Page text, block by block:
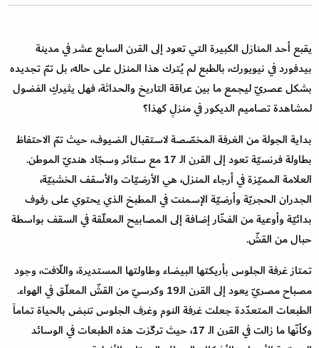
يقبع أحد المنازل الكبيرة التي تعود إلى القرن السابع عشر في مدينة
بيدفورد في نيويورك، بالطبع لم يُترك هذا المنزل على حاله، بل تمّ تجديده
بشكل عصريّ ليجمع ما بين عراقة التاريخ والحداثة، فهل يثيركِ الفضول
لمشاهدة تصاميم الديكور في منزلٍ كهذا؟
بداية الجولة من الغرفة المخصّصة لاستقبال الضيوف، حيث تمّ الاحتفاظ
بطاولة فرنسيّة تعود إلى القرن الـ 17 مع ستائر وسجّاد هنديّ الموطن.
العلامة المميّزة في أرجاء المنزل، هي الأرضيّات والأسقف الخشبيّة،
الجدران الحجريّة وأرضيّة الإسمنت في المطبخ الذي يحتوي على رفوف
بدائيّة وأوعية من الفخّار إضافة إلى المصابيح المعلّقة في السقف بواسطة
حبال من القشّ.
تمتاز غرفة الجلوس بأريكتها البيضاء وطاولتها المستديرة، واللّافت، وجود
مصباح مصريّ يعود إلى القرن الـ19 وكرسيّ من القشّ المعلّق في الهواء.
الطبعات المتعدّدة جعلت غرفة النوم وغرف الجلوس تنبض بالحياة تماماً
وكأنّها ما زالت في القرن الـ 17، حيث تركّزت هذه الطبعات في الوسائد